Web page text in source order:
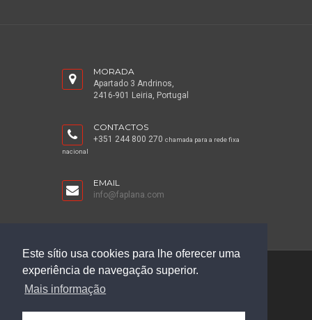
Este sítio usa cookies para lhe oferecer uma
experiência de navegação superior.
Mais informação
MORADA
Apartado 3 Andrinos,
2416-901 Leiria, Portugal
CONTACTOS
+351 244 800 270 chamada para a rede fixa
nacional
EMAIL
info@faplana.com
©2026 Faplana